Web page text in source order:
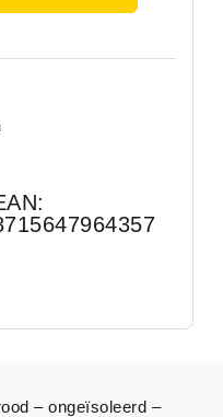
– ongeïsoleerd –